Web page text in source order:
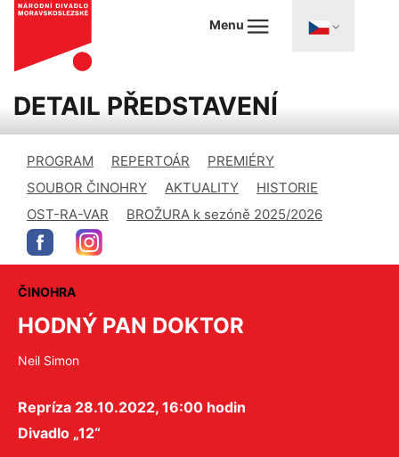
Menu
DETAIL PŘEDSTAVENÍ
PROGRAM REPERTOÁR
PREMIÉRY
SOUBOR ČINOHRY
AKTUALITY
HISTORIE
OST-RA-VAR
BROŽURA k sezóně 2025/2026
ČINOHRA
HODNÝ PAN DOKTOR
Neil Simon
Repríza 28.10.2022, 16:00 hodin
Divadlo „12“